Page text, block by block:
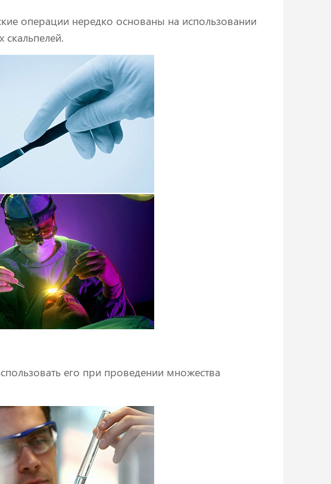
операции нередко основаны на использовании
его при проведении множества